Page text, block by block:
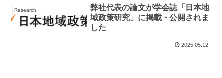
Research
弊社代表の論文が学会誌「日本地
域政策研究」に掲載・公開されま
した
2025.05.12